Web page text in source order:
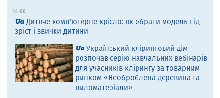
14:00
Дитяче комп’ютерне крісло: як обрати модель під
зріст і звички дитини
Український кліринговий дім
розпочав серію навчальних вебінарів
для учасників клірингу за товарним
ринком «Необроблена деревина та
пиломатеріали»